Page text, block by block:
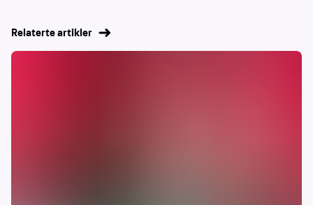
Relaterte artikler